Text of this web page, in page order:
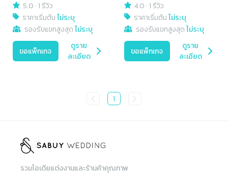
5.0 ·1 รีวิว
ราคาเริ่มต้นไม่ระบุ
รองรับแขกสูงสุดไม่ระบุ
ขอแพ็กเกจ
ดูราย
ละเอียด
4.0 ·1 รีวิว
ราคาเริ่มต้นไม่ระบุ
รองรับแขกสูงสุดไม่ระบุ
ขอแพ็กเกจ
ดูราย
ละเอียด
1
รวมไอเดียแต่งงานและร้านค้าคุณภาพ